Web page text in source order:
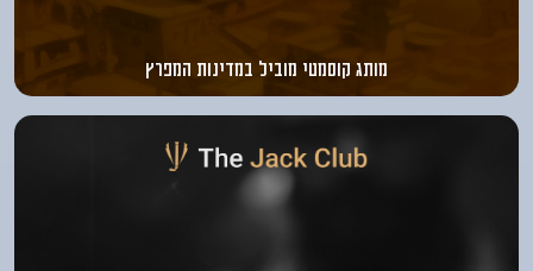
מותג קוסמטי מוביל במדינות המפרץ